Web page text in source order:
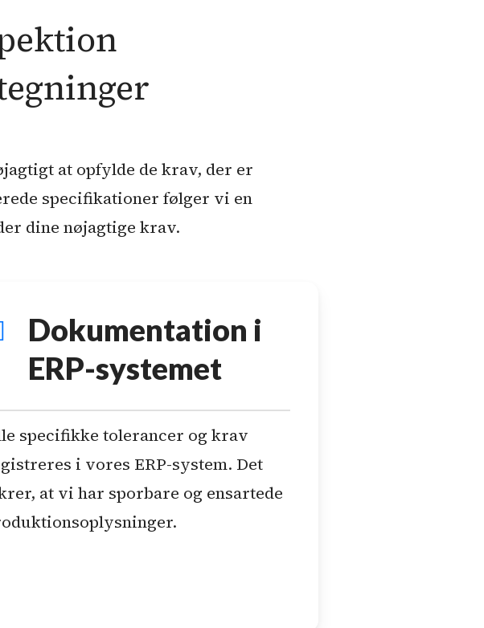
at opfylde de krav, der er
specifikationer følger vi en
dine nøjagtige krav.
Dokumentation i
ERP-systemet
specifikke tolerancer og krav
i vores ERP-system. Det
at vi har sporbare og ensartede